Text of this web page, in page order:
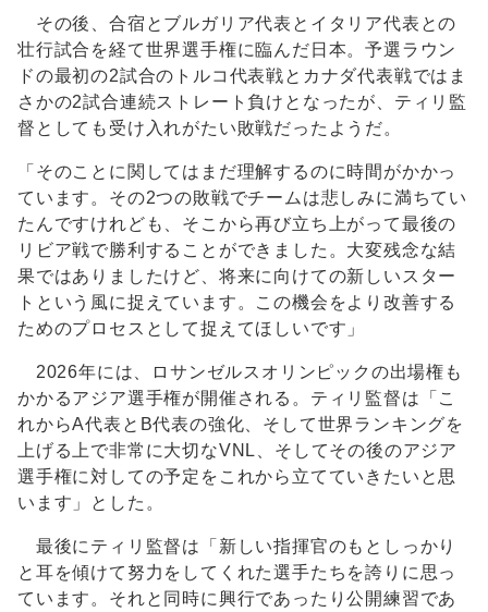
その後、合宿とブルガリア代表とイタリア代表との
壮行試合を経て世界選手権に臨んだ日本。予選ラウン
ドの最初の2試合のトルコ代表戦とカナダ代表戦ではま
さかの2試合連続ストレート負けとなったが、ティリ監
督としても受け入れがたい敗戦だったようだ。
「そのことに関してはまだ理解するのに時間がかかっ
ています。その2つの敗戦でチームは悲しみに満ちてい
たんですけれども、そこから再び立ち上がって最後の
リビア戦で勝利することができました。大変残念な結
果ではありましたけど、将来に向けての新しいスター
トという風に捉えています。この機会をより改善する
ためのプロセスとして捉えてほしいです」
2026年には、ロサンゼルスオリンピックの出場権も
かかるアジア選手権が開催される。ティリ監督は「こ
れからA代表とB代表の強化、そして世界ランキングを
上げる上で非常に大切なVNL、そしてその後のアジア
選手権に対しての予定をこれから立てていきたいと思
います」とした。
最後にティリ監督は「新しい指揮官のもとしっかり
と耳を傾けて努力をしてくれた選手たちを誇りに思っ
ています。それと同時に興行であったり公開練習であ